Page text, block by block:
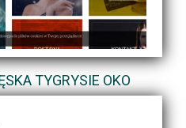
TYGRYSIE OKO